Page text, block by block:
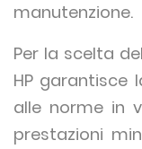
manutenzione.
Per la scelta
HP garantisce
alle norme in
prestazioni